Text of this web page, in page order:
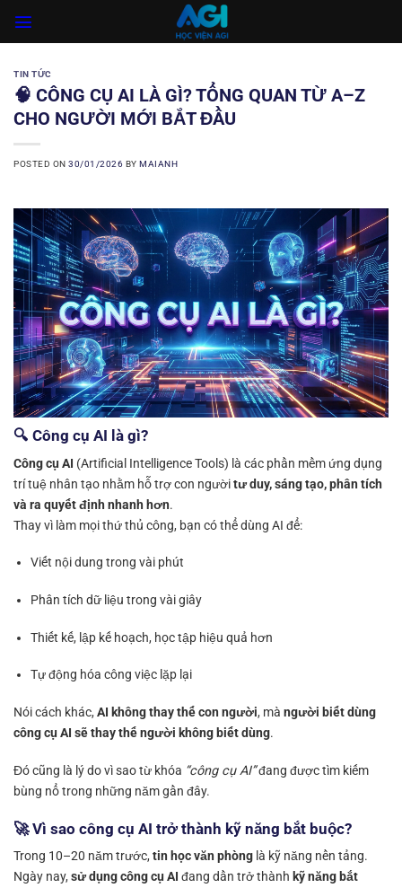
TIN TỨC
🧠 CÔNG CỤ AI LÀ GÌ? TỔNG QUAN TỪ A–Z
CHO NGƯỜI MỚI BẮT ĐẦU
POSTED ON30/01/2026 BYMAIANH
🔍 Công cụ AI là gì?
Công cụ AI (Artificial Intelligence Tools) là các phần mềm ứng dụng
trí tuệ nhân tạo nhằm hỗ trợ con ngườitư duy, sáng tạo, phân tích
và ra quyết định nhanh hơn.
Thay vì làm mọi thứ thủ công, bạn có thể dùng AI để:
Viết nội dung trong vài phút
Phân tích dữ liệu trong vài giây
Thiết kế, lập kế hoạch, học tập hiệu quả hơn
Tự động hóa công việc lặp lại
Nói cách khác, AI không thay thế con người, mà người biết dùng
công cụ AI sẽ thay thế người không biết dùng.
Đó cũng là lý do vì sao từ khóa “công cụ AI”đang được tìm kiếm
bùng nổ trong những năm gần đây.
🚀 Vì sao công cụ AI trở thành kỹ năng bắt buộc?
Trong 10–20 năm trước, tin học văn phòng là kỹ năng nền tảng.
Ngày nay, sử dụng công cụ AI đang dần trở thành kỹ năng bắt